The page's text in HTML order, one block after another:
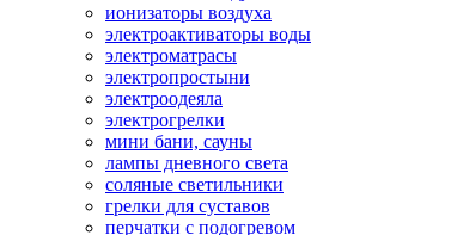
ионизаторы воздуха
электроактиваторы воды
электроматрасы
электропростыни
электроодеяла
электрогрелки
мини бани, сауны
лампы дневного света
соляные светильники
грелки для суставов
перчатки с подогревом